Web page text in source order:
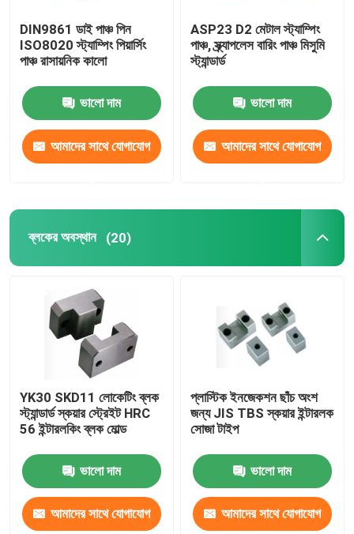
DIN9861 ডাই পাঞ্চ পিন
ISO8020 স্ট্যাম্পিং পিয়ার্সিং
পাঞ্চ রাসায়নিক কালো
ভালো দাম
আমাদের সাথে যোগাযোগ
ASP23 D2 মেটাল স্ট্যাম্পিং
পাঞ্চ, স্ক্র্যাপলেস বারিং পাঞ্চ মিসুমি
স্ট্যান্ডার্ড
ভালো দাম
আমাদের সাথে যোগাযোগ
ব্লকের অবস্থান (20)
YK30 SKD11 লোকেটিং ব্লক
স্ট্যান্ডার্ড স্কয়ার স্ট্রেইট HRC
56 ইন্টারলকিং ব্লক মোল্ড
ভালো দাম
আমাদের সাথে যোগাযোগ
প্লাস্টিক ইনজেকশন ছাঁচ অংশ
জন্য JIS TBS স্কয়ার ইন্টারলক
সোজা টাইপ
ভালো দাম
আমাদের সাথে যোগাযোগ